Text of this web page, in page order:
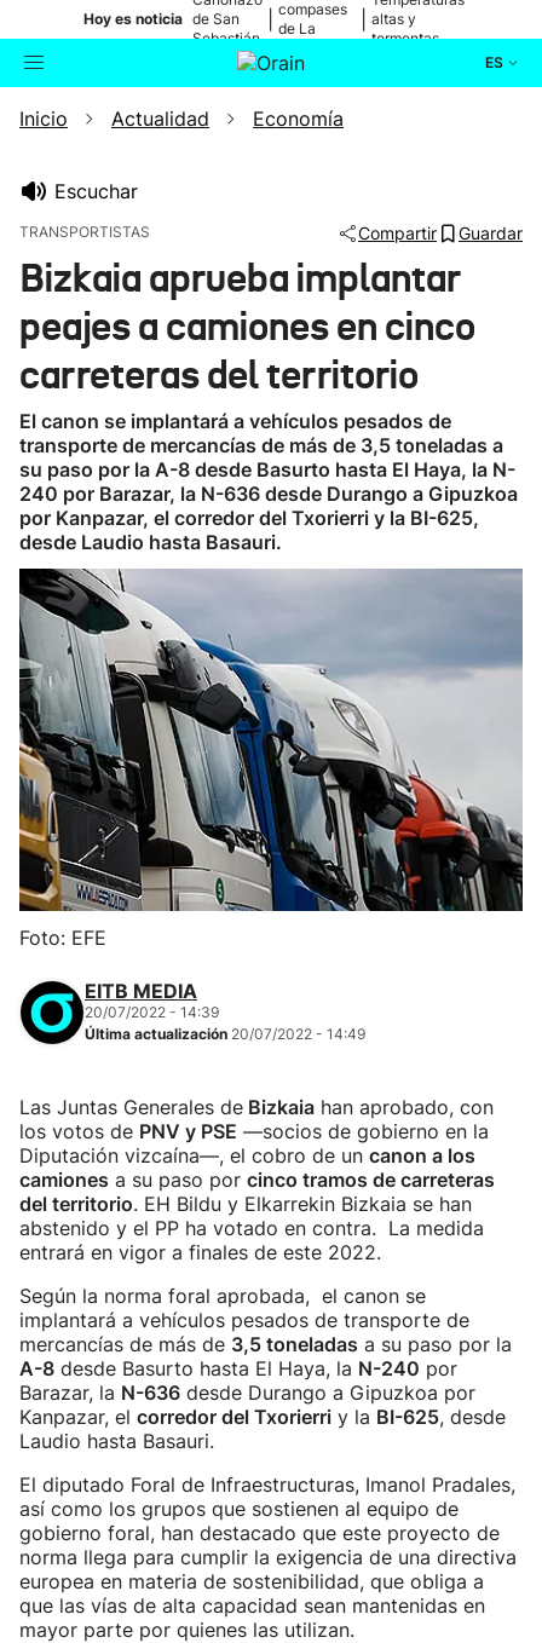
Hoy es noticia de San
Sebastián
compases
de La
altas y
tormentas
ES
Buscador Actualidad
Ikusmiran
Eguraldia
Inicio Actualidad Economía
Escuchar
TRANSPORTISTAS Compartir Guardar
Bizkaia aprueba implantar
peajes a camiones en cinco
carreteras del territorio
El canon se implantará a vehículos pesados de
transporte de mercancías de más de 3,5 toneladas a
su paso por la A-8 desde Basurto hasta El Haya, la N-
240 por Barazar, la N-636 desde Durango a Gipuzkoa
por Kanpazar, el corredor del Txorierri y la BI-625,
desde Laudio hasta Basauri.
Foto: EFE
EITB MEDIA
20/07/2022 - 14:39
Última actualización 20/07/2022 - 14:49
Las Juntas Generales de Bizkaia han aprobado, con
los votos de PNV y PSE —socios de gobierno en la
Diputación vizcaína—, el cobro de un canon a los
camiones a su paso por cinco tramos de carreteras
del territorio. EH Bildu y Elkarrekin Bizkaia se han
abstenido y el PP ha votado en contra. La medida
entrará en vigor a finales de este 2022.
Según la norma foral aprobada, el canon se
implantará a vehículos pesados de transporte de
mercancías de más de 3,5 toneladas a su paso por la
A-8 desde Basurto hasta El Haya, la N-240 por
Barazar, la N-636 desde Durango a Gipuzkoa por
Kanpazar, el corredor del Txorierri y la BI-625, desde
Laudio hasta Basauri.
El diputado Foral de Infraestructuras, Imanol Pradales,
así como los grupos que sostienen al equipo de
gobierno foral, han destacado que este proyecto de
norma llega para cumplir la exigencia de una directiva
europea en materia de sostenibilidad, que obliga a
que las vías de alta capacidad sean mantenidas en
mayor parte por quienes las utilizan.